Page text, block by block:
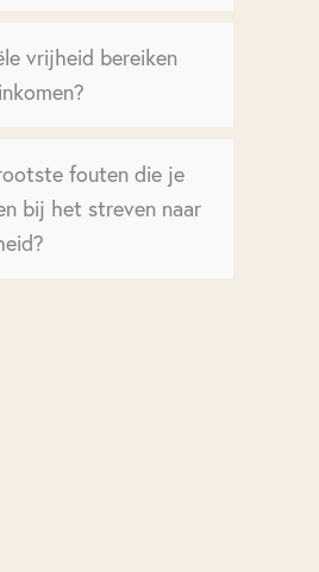
vrijheid bereiken
fouten die je
bij het streven naar